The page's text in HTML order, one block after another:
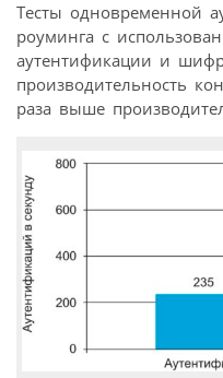
Тесты одновременной
роуминга с
аутентификации и
производительность
раза выше